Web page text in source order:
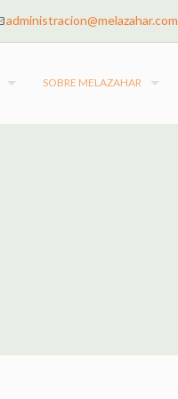
administracion@melazahar.com
SOBRE MELAZAHAR